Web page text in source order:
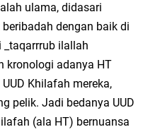
ulama, didasari
dengan baik di
_taqarrrub ilallah
kronologi adanya HT
Khilafah mereka,
pelik. Jadi bedanya UUD
(ala HT) bernuansa